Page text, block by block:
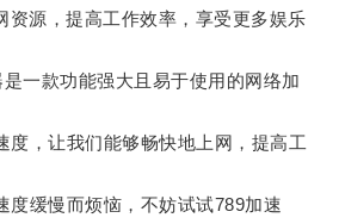
资源，提高工作效率，享受更多娱乐
款功能强大且易于使用的网络加
，让我们能够畅快地上网，提高工
缓慢而烦恼，不妨试试789加速